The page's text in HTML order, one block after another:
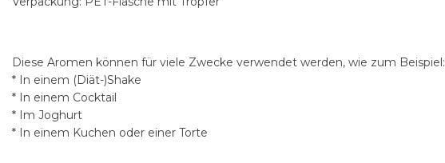
Diese Aromen können für viele Zwecke verwendet werden, wie zum Beispiel:
* In einem (Diät-)Shake
* In einem Cocktail
* Im Joghurt
* In einem Kuchen oder einer Torte